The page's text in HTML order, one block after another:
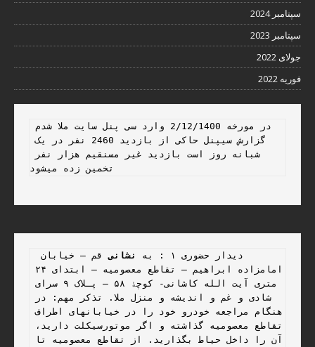
سپتامبر 2024
سپتامبر 2023
جولای 2022
فوریه 2022
گزارش سیپنل حاکی از بازدید 2460 نفر در یک
دیدار حضوری ۱ : به نشانی
هنگام مراجعه خودرو خود را در خیابانهای اطراف